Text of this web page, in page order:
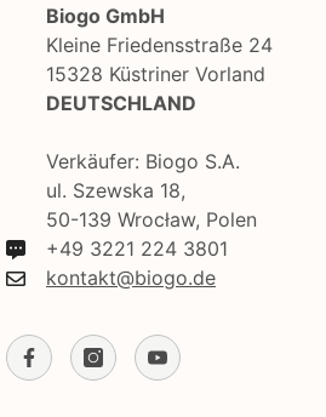
Biogo GmbH
Kleine Friedensstraße 24
15328 Küstriner Vorland
DEUTSCHLAND
Verkäufer: Biogo S.A.
ul. Szewska 18,
50-139 Wrocław, Polen
+49 3221 224 3801
kontakt@biogo.de